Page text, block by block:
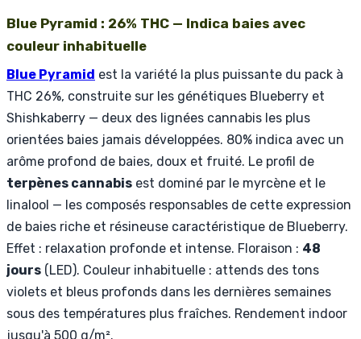
Blue Pyramid : 26% THC — Indica baies avec
couleur inhabituelle
Blue Pyramid est la variété la plus puissante du pack à
THC 26%, construite sur les génétiques Blueberry et
Shishkaberry — deux des lignées cannabis les plus
orientées baies jamais développées. 80% indica avec un
arôme profond de baies, doux et fruité. Le profil de
terpènes cannabis est dominé par le myrcène et le
linalool — les composés responsables de cette expression
de baies riche et résineuse caractéristique de Blueberry.
Effet : relaxation profonde et intense. Floraison : 48
jours (LED). Couleur inhabituelle : attends des tons
violets et bleus profonds dans les dernières semaines
sous des températures plus fraîches. Rendement indoor
jusqu'à 500 g/m².